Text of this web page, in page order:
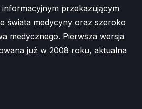
informacyjnym przekazującym
świata medycyny oraz szeroko
medycznego. Pierwsza wersja
już w 2008 roku, aktualna